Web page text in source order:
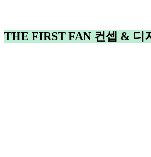
THE FIRST FAN 컨셉 & 디